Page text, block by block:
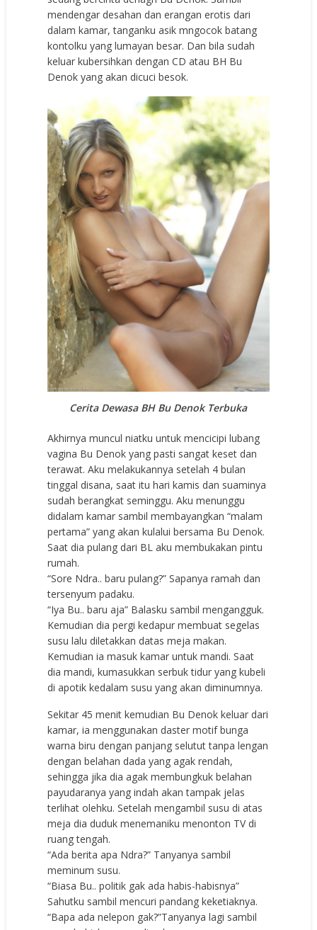
mendengar desahan dan erangan erotis dari
dalam kamar, tanganku asik mngocok batang
kontolku yang lumayan besar. Dan bila sudah
keluar kubersihkan dengan CD atau BH Bu
Denok yang akan dicuci besok.
Cerita Dewasa BH Bu Denok Terbuka
Akhirnya muncul niatku untuk mencicipi lubang
vagina Bu Denok yang pasti sangat keset dan
terawat. Aku melakukannya setelah 4 bulan
tinggal disana, saat itu hari kamis dan suaminya
sudah berangkat seminggu. Aku menunggu
didalam kamar sambil membayangkan “malam
pertama” yang akan kulalui bersama Bu Denok.
Saat dia pulang dari BL aku membukakan pintu
rumah.
“Sore Ndra.. baru pulang?” Sapanya ramah dan
tersenyum padaku.
“Iya Bu.. baru aja” Balasku sambil mengangguk.
Kemudian dia pergi kedapur membuat segelas
susu lalu diletakkan datas meja makan.
Kemudian ia masuk kamar untuk mandi. Saat
dia mandi, kumasukkan serbuk tidur yang kubeli
di apotik kedalam susu yang akan diminumnya.
Sekitar 45 menit kemudian Bu Denok keluar dari
kamar, ia menggunakan daster motif bunga
warna biru dengan panjang selutut tanpa lengan
dengan belahan dada yang agak rendah,
sehingga jika dia agak membungkuk belahan
payudaranya yang indah akan tampak jelas
terlihat olehku. Setelah mengambil susu di atas
meja dia duduk menemaniku menonton TV di
ruang tengah.
“Ada berita apa Ndra?” Tanyanya sambil
meminum susu.
“Biasa Bu.. politik gak ada habis-habisnya”
Sahutku sambil mencuri pandang keketiaknya.
“Bapa ada nelepon gak?”Tanyanya lagi sambil